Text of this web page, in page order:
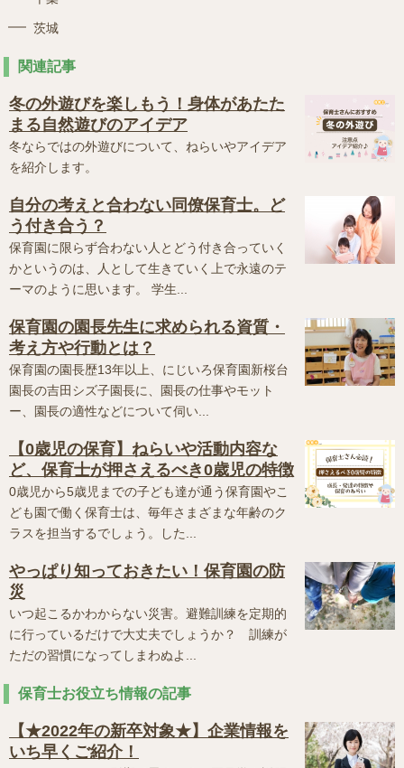
茨城
関連記事
冬の外遊びを楽しもう！身体があたた
まる自然遊びのアイデア
冬ならではの外遊びについて、ねらいやアイデア
を紹介します。
自分の考えと合わない同僚保育士。ど
う付き合う？
保育園に限らず合わない人とどう付き合っていく
かというのは、人として生きていく上で永遠のテ
ーマのように思います。 学生...
保育園の園長先生に求められる資質・
考え方や行動とは？
保育園の園長歴13年以上、にじいろ保育園新桜台
園長の吉田シズ子園長に、園長の仕事やモット
ー、園長の適性などについて伺い...
【0歳児の保育】ねらいや活動内容な
ど、保育士が押さえるべき0歳児の特徴
0歳児から5歳児までの子ども達が通う保育園やこ
ども園で働く保育士は、毎年さまざまな年齢のク
ラスを担当するでしょう。した...
やっぱり知っておきたい！保育園の防
災
いつ起こるかわからない災害。避難訓練を定期的
に行っているだけで大丈夫でしょうか？ 訓練が
ただの習慣になってしまわぬよ...
保育士お役立ち情報の記事
【★2022年の新卒対象★】企業情報を
いち早くご紹介！